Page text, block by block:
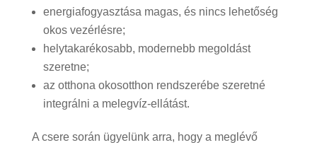
energiafogyasztása magas, és nincs lehetőség
okos vezérlésre;
helytakarékosabb, modernebb megoldást
szeretne;
az otthona okosotthon rendszerébe szeretné
integrálni a melegvíz-ellátást.
A csere során ügyelünk arra, hogy a meglévő